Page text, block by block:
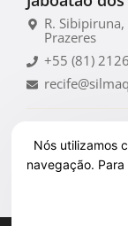
R.
Prazeres
+55 (81)
Nós utilizamos
navegação.